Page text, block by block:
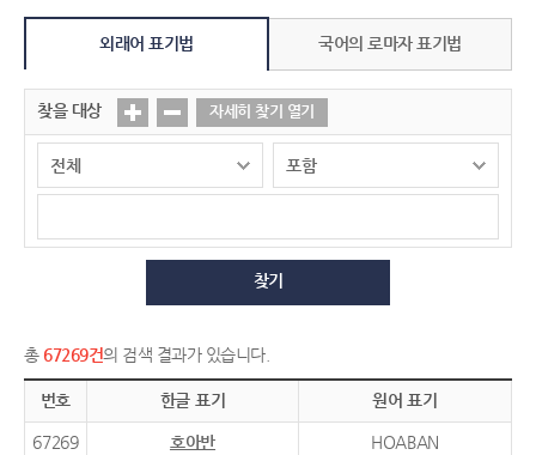
외래어 표기법 국어의 로마자 표기법
찾을 대상 자세히 찾기 열기
찾기
총 67269건의 검색 결과가 있습니다.
번호 한글 표기 원어 표기
67269 호아반 HOABAN